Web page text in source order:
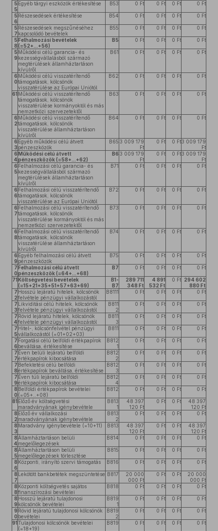
5
5
Egyéb tárgyi eszközök értékesítése B53 0 Ft 0 Ft 0 Ft 0 Ft
5
6
Részesedések értékesítése B54 0 Ft 0 Ft 0 Ft 0 Ft
5
7
Részesedések megszűnéséhez
kapcsolódó bevételek
B55 0 Ft 0 Ft 0 Ft 0 Ft
5
8
Felhalmozási bevételek
(=52+...+56)
B5 0 Ft 0 Ft 0 Ft 0 Ft
5
9
Működési célú garancia- és
kezességvállalásból származó
megtérülések államháztartáson
kívülről
B61 0 Ft 0 Ft 0 Ft 0 Ft
6
0
Működési célú visszatérítendő
támogatások, kölcsönök
visszatérülése az Európai Uniótól
B62 0 Ft 0 Ft 0 Ft 0 Ft
61 Működési célú visszatérítendő
támogatások, kölcsönök
visszatérülése kormányoktól és más
nemzetközi szervezetektől
B63 0 Ft 0 Ft 0 Ft 0 Ft
6
2
Működési célú visszatérítendő
támogatások, kölcsönök
visszatérülése államháztartáson
kívülről
B64 0 Ft 0 Ft 0 Ft 0 Ft
6
3
Egyéb működési célú átvett
pénzeszközök
B65 3 009 179
Ft
0 Ft 0 Ft3 009 179
Ft
6
4
Működési célú átvett
pénzeszközök (=58+...+62)
B6 3 009 179
Ft
0 Ft 0 Ft3 009 179
Ft
6
5
Felhalmozási célú garancia- és
kezességvállalásból származó
megtérülések államháztartáson
kívülről
B71 0 Ft 0 Ft 0 Ft 0 Ft
6
6
Felhalmozási célú visszatérítendő
támogatások, kölcsönök
visszatérülése az Európai Uniótól
B72 0 Ft 0 Ft 0 Ft 0 Ft
6
7
Felhalmozási célú visszatérítendő
támogatások, kölcsönök
visszatérülése kormányoktól és más
nemzetközi szervezetektől
B73 0 Ft 0 Ft 0 Ft 0 Ft
6
8
Felhalmozási célú visszatérítendő
támogatások, kölcsönök
visszatérülése államháztartáson
kívülről
B74 0 Ft 0 Ft 0 Ft 0 Ft
6
9
Egyéb felhalmozási célú átvett
pénzeszközök
B75 0 Ft 0 Ft 0 Ft 0 Ft
7
0
Felhalmozási célú átvett
pénzeszközök (=64+...+68)
B7 0 Ft 0 Ft 0 Ft 0 Ft
71Költségvetési bevételek
(=15+21+35+51+57+63+69)
B1-
B7
289 711
348 Ft
4 891
532 Ft
0 Ft 294 602
880 Ft
7
2
Hosszú lejáratú hitelek, kölcsönök
felvétele pénzügyi vállalkozástól
B8111 0 Ft 0 Ft 0 Ft 0 Ft
7
3
Likviditási célú hitelek, kölcsönök
felvétele pénzügyi vállalkozástól
B811
2
0 Ft 0 Ft 0 Ft 0 Ft
7
4
Rövid lejáratú hitelek, kölcsönök
felvétele pénzügyi vállalkozástól
B811
3
0 Ft 0 Ft 0 Ft 0 Ft
7
5
Hitel-, kölcsönfelvétel pénzügyi
vállalkozástól (=01+02+03)
B811 0 Ft 0 Ft 0 Ft 0 Ft
7
6
Forgatási célú belföldi értékpapírok
beváltása, értékesítése
B812
1
0 Ft 0 Ft 0 Ft 0 Ft
7
7
Éven belüli lejáratú belföldi
értékpapírok kibocsátása
B812
2
0 Ft 0 Ft 0 Ft 0 Ft
7
8
Befektetési célú belföldi
értékpapírok beváltása, értékesítése
B812
3
0 Ft 0 Ft 0 Ft 0 Ft
7
9
Éven túli lejáratú belföldi
értékpapírok kibocsátása
B812
4
0 Ft 0 Ft 0 Ft 0 Ft
8
0
Belföldi értékpapírok bevételei
(=05+..+08)
B812 0 Ft 0 Ft 0 Ft 0 Ft
81 Előző év költségvetési
maradványának igénybevétele
B813
1
48 397
120 Ft
0 Ft 0 Ft
48 397
120 Ft
8
2
Előző év vállalkozási
maradványának igénybevétele
B813
2
0 Ft 0 Ft 0 Ft 0 Ft
8
3
Maradvány igénybevétele (=10+11) B813
48 397
120 Ft
0 Ft 0 Ft
48 397
120 Ft
8
4
Államháztartáson belüli
megelőlegezések
B814 0 Ft 0 Ft 0 Ft 0 Ft
8
5
Államháztartáson belüli
megelőlegezések törlesztése
B815 0 Ft 0 Ft 0 Ft 0 Ft
8
6
Központi, irányító szervi támogatás B816 0 Ft 0 Ft 0 Ft 0 Ft
8
7
Lekötött bankbetétek megszüntetése B817
20 000
000 Ft
0 Ft 0 Ft
20 000
000 Ft
8
8
Központi költségvetés sajátos
finanszírozási bevételei
B818 0 Ft 0 Ft 0 Ft 0 Ft
8
9
Hosszú lejáratú tulajdonosi
kölcsönök bevételei
B819
1
0 Ft 0 Ft 0 Ft 0 Ft
9
0
Rövid lejáratú tulajdonosi kölcsönök
bevételei
B819
2
0 Ft 0 Ft 0 Ft 0 Ft
91 Tulajdonosi kölcsönök bevételei
(=18+19)
B819 0 Ft 0 Ft 0 Ft 0 Ft